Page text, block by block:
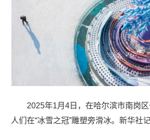
2025年1月4日，在哈尔滨市南岗区
人们在“冰雪之冠”雕塑旁滑冰。新华社